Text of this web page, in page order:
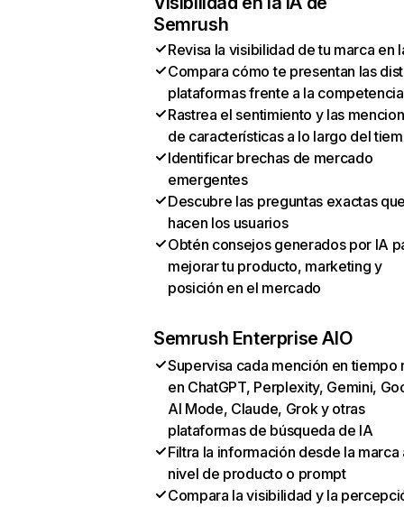
Semrush
Revisa la visibilidad de tu marca en
Compara cómo te presentan las
plataformas frente a la competencia
Rastrea el sentimiento y las
de características a lo largo del
Identificar brechas de mercado
emergentes
Descubre las preguntas exactas
hacen los usuarios
Obtén consejos generados por IA
mejorar tu producto, marketing y
posición en el mercado
Semrush Enterprise AIO
Supervisa cada mención en tiempo
en ChatGPT, Perplexity, Gemini,
AI Mode, Claude, Grok y otras
plataformas de búsqueda de IA
Filtra la información desde la marca
nivel de producto o prompt
Compara la visibilidad y la